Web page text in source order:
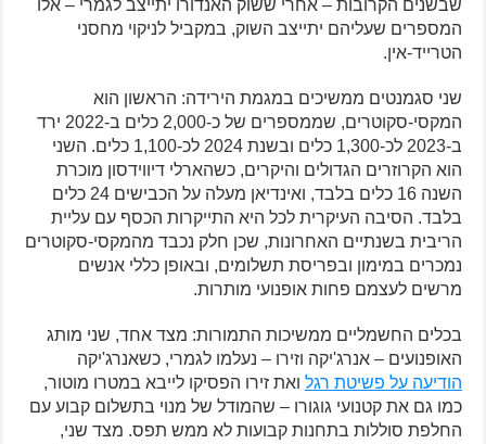
שבשנים הקרובות – אחרי ששוק האנדורו יתייצב לגמרי – אלו
המספרים שעליהם יתייצב השוק, במקביל לניקוי מחסני
הטרייד-אין.
שני סגמנטים ממשיכים במגמת הירידה: הראשון הוא
המקסי-סקוטרים, שממספרים של כ-2,000 כלים ב-2022 ירד
ב-2023 לכ-1,300 כלים ובשנת 2024 לכ-1,100 כלים. השני
הוא הקרוזרים הגדולים והיקרים, כשהארלי דיווידסון מוכרת
השנה 16 כלים בלבד, ואינדיאן מעלה על הכבישים 24 כלים
בלבד. הסיבה העיקרית לכל היא התייקרות הכסף עם עליית
הריבית בשנתיים האחרונות, שכן חלק נכבד מהמקסי-סקוטרים
נמכרים במימון ובפריסת תשלומים, ובאופן כללי אנשים
מרשים לעצמם פחות אופנועי מותרות.
בכלים החשמליים ממשיכות התמורות: מצד אחד, שני מותג
האופנועים – אנרג'יקה וזירו – נעלמו לגמרי, כשאנרג'יקה
הודיעה על פשיטת רגל ואת זירו הפסיקו לייבא במטרו מוטור,
כמו גם את קטנועי גוגורו – שהמודל של מנוי בתשלום קבוע עם
החלפת סוללות בתחנות קבועות לא ממש תפס. מצד שני,